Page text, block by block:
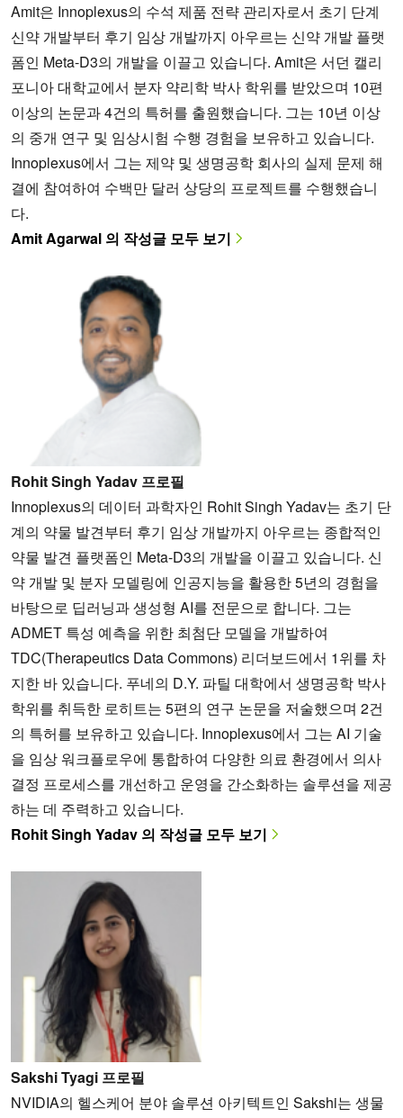
Amit은 Innoplexus의 수석 제품 전략 관리자로서 초기 단계
신약 개발부터 후기 임상 개발까지 아우르는 신약 개발 플랫
폼인 Meta-D3의 개발을 이끌고 있습니다. Amit은 서던 캘리
포니아 대학교에서 분자 약리학 박사 학위를 받았으며 10편
이상의 논문과 4건의 특허를 출원했습니다. 그는 10년 이상
의 중개 연구 및 임상시험 수행 경험을 보유하고 있습니다.
Innoplexus에서 그는 제약 및 생명공학 회사의 실제 문제 해
결에 참여하여 수백만 달러 상당의 프로젝트를 수행했습니
다.
Amit Agarwal 의 작성글 모두 보기
Rohit Singh Yadav 프로필
Innoplexus의 데이터 과학자인 Rohit Singh Yadav는 초기 단
계의 약물 발견부터 후기 임상 개발까지 아우르는 종합적인
약물 발견 플랫폼인 Meta-D3의 개발을 이끌고 있습니다. 신
약 개발 및 분자 모델링에 인공지능을 활용한 5년의 경험을
바탕으로 딥러닝과 생성형 AI를 전문으로 합니다. 그는
ADMET 특성 예측을 위한 최첨단 모델을 개발하여
TDC(Therapeutics Data Commons) 리더보드에서 1위를 차
지한 바 있습니다. 푸네의 D.Y. 파틸 대학에서 생명공학 박사
학위를 취득한 로히트는 5편의 연구 논문을 저술했으며 2건
의 특허를 보유하고 있습니다. Innoplexus에서 그는 AI 기술
을 임상 워크플로우에 통합하여 다양한 의료 환경에서 의사
결정 프로세스를 개선하고 운영을 간소화하는 솔루션을 제공
하는 데 주력하고 있습니다.
Rohit Singh Yadav 의 작성글 모두 보기
Sakshi Tyagi 프로필
NVIDIA의 헬스케어 분야 솔루션 아키텍트인 Sakshi는 생물